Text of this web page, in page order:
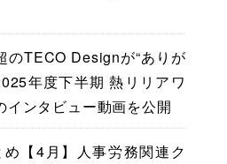
のTECO Designが“ありが
年度下半期 熱リリアワ
インタビュー動画を公開
【4月】人事労務関連ク